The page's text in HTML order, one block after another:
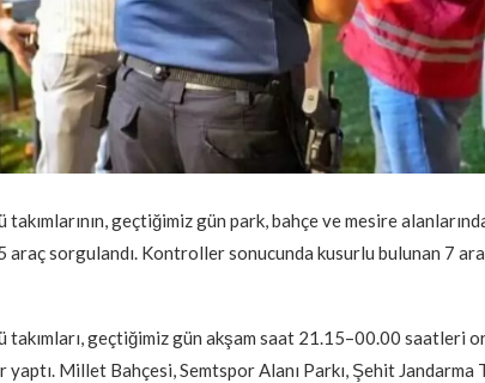
geçtiğimiz gün park, bahçe ve mesire
araç sorgulandı. Kontroller sonucunda kusurlu bulunan 7
geçtiğimiz gün akşam saat 21.15–00.00 saatleri
Millet Bahçesi, Semtspor Alanı Parkı, Şehit Jandarma